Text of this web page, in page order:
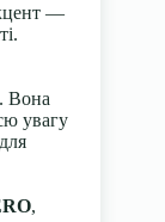
—
Вона
увагу
,